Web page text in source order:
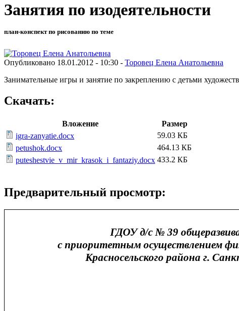
Занятия по изодеятельности
план-конспект по рисованию по теме
Опубликовано 18.01.2012 - 10:30 - Торовец Елена Анатольевна
Занимательные игры и занятие по закреплению с детьми
Скачать:
Вложение
Размер
igra-zanyatie.docx
59.03 КБ
petushok.docx
464.13 КБ
puteshestvie_v_mir_krasok_i_fantaziy.docx 433.2 КБ
Предварительный просмотр:
ГДОУ д/с № 39
с приоритетным осуществлением
Красносельского района г.